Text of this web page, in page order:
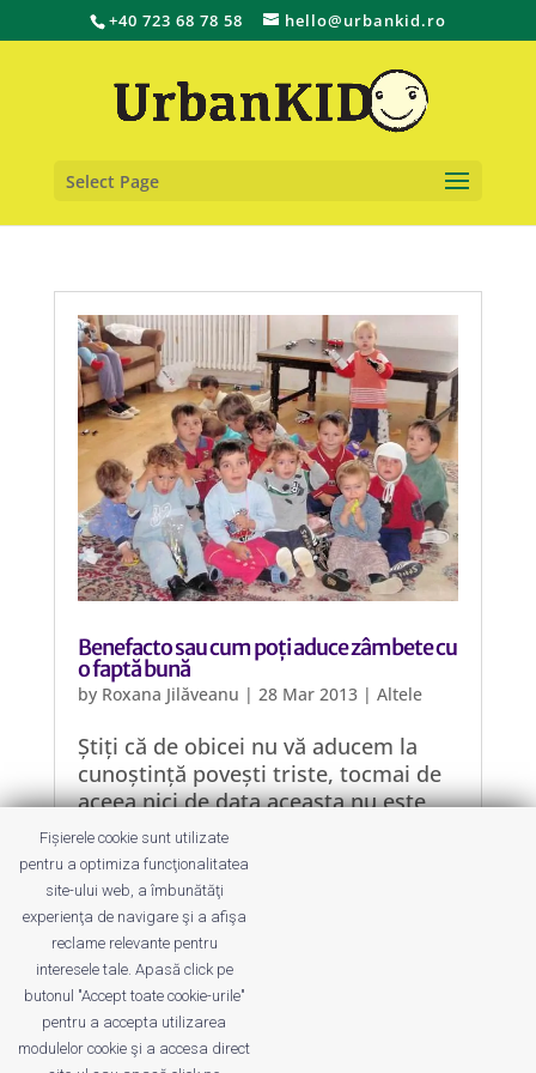
+40 723 68 78 58 hello@urbankid.ro
Select Page
Benefacto sau cum poți aduce zâmbete cu
o faptă bună
by Roxana Jilăveanu | 28 Mar 2013| Altele
Știți că de obicei nu vă aducem la
cunoștință povești triste, tocmai de
aceea nici de data aceasta nu este
vorba nici pe departe de așa ceva, ci
despre o poveste veselă, în care
personajele principale sunt niște
copii zâmbăreți, ale căror zâmbete
au fost aduse de oameni mari.
Fișierele cookie sunt utilizate
pentru a optimiza funcţionalitatea
site-ului web, a îmbunătăţi
experienţa de navigare şi a afişa
reclame relevante pentru
interesele tale. Apasă click pe
butonul "Accept toate cookie-urile"
pentru a accepta utilizarea
modulelor cookie şi a accesa direct